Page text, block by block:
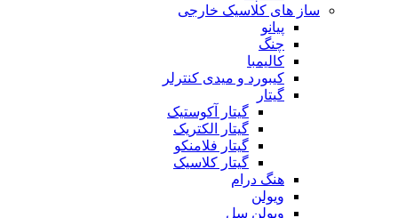
ساز های کلاسیک خارجی
پیانو
چنگ
کالیمبا
کیبورد و میدی کنترلر
گیتار
گیتار آکوستیک
گیتار الکتریک
گیتار فلامنکو
گیتار کلاسیک
هنگ درام
ویولن
ویولن سل